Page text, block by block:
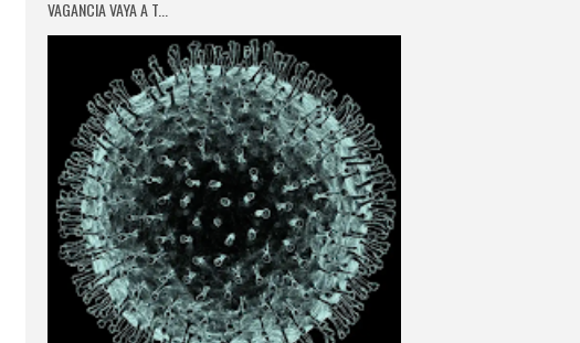
VAGANCIA VAYA A T...